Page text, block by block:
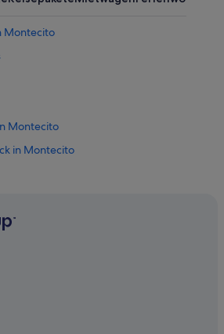
Montecito
Montecito
in Montecito
in Montecito
City College